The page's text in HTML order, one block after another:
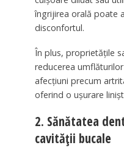
îngrijirea orală poate
disconfortul.
În plus, proprietățile
reducerea
afecțiuni precum
oferind o ușurare
2. Sănătatea
cavității bucale